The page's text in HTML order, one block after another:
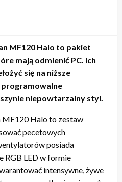
MF120 Halo to pakiet
mają odmienić PC. Ich
się na niższe
niepowtarzalny styl.
Halo to zestaw
pecetowych
posiada
RGB LED w formie
intensywne, żywe